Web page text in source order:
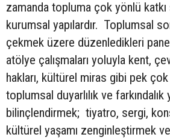
zamanda topluma çok yönlü
kurumsal yapılardır. Toplumsal
çekmek üzere düzenledikleri
atölye çalışmaları yoluyla kent,
hakları, kültürel miras gibi pek çok
toplumsal duyarlılık ve
bilinçlendirmek; tiyatro, sergi,
kültürel yaşamı zenginleştirmek